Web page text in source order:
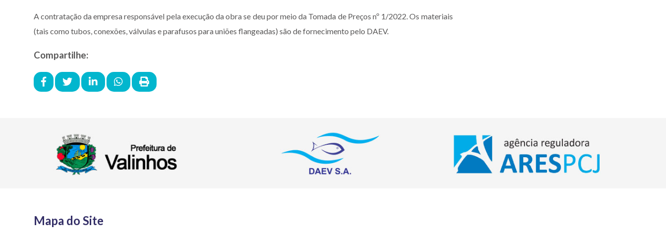
A contratação da empresa responsável pela execução da obra se deu por meio da Tomada de Preços nº 1/2022. Os materiais
(tais como tubos, conexões, válvulas e parafusos para uniões flangeadas) são de fornecimento pelo DAEV.
Compartilhe:
Mapa do Site